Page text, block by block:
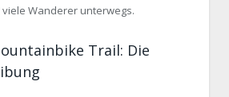
Wanderer unterwegs.
Trail: Die